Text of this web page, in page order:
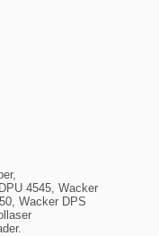
4545, Wacker
Wacker DPS